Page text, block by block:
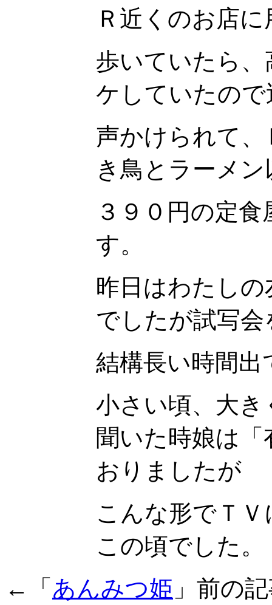
Ｒ近くのお店
歩いていたら
ケしていたの
声かけられて
き鳥とラーメ
３９０円の定
す。
昨日はわたし
でしたが試写
結構長い時間
小さい頃、大
聞いた時娘は
おりましたが
こんな形でＴ
この頃でした。
←「 あんみつ姫 」前の